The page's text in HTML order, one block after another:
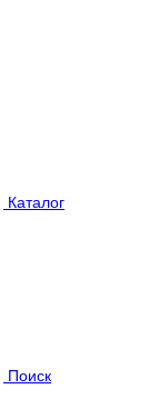
Каталог
Поиск